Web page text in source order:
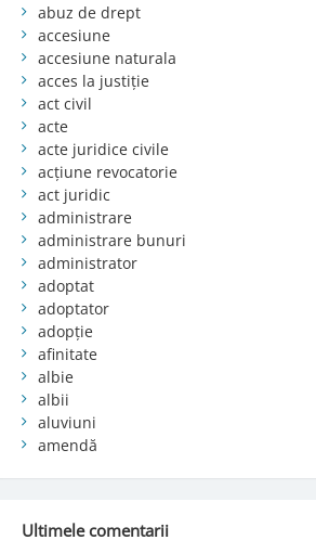
abuz de drept
accesiune
accesiune naturala
acces la justiție
act civil
acte
acte juridice civile
acțiune revocatorie
act juridic
administrare
administrare bunuri
administrator
adoptat
adoptator
adopție
afinitate
albie
albii
aluviuni
amendă
Ultimele comentarii